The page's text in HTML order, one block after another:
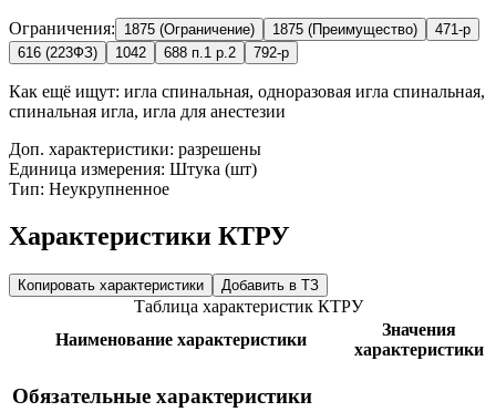
Ограничения: 1875 (Ограничение) 1875 (Преимущество)
471-р
616 (223ФЗ)
1042 688 п.1 р.2 792-р
Как ещё ищут: игла спинальная, одноразовая игла спинальная,
спинальная игла, игла для анестезии
Доп. характеристики: разрешены
Единица измерения: Штука (шт)
Тип: Неукрупненное
Характеристики КТРУ
Копировать характеристики Добавить в ТЗ
Таблица характеристик КТРУ
Наименование характеристики
Значения
характеристики
Обязательные характеристики